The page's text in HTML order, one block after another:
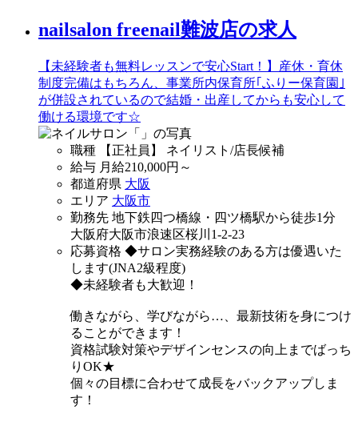
nailsalon freenail難波店の求人
【未経験者も無料レッスンで安心Start！】産休・育休
制度完備はもちろん、事業所内保育所｢ふりー保育園｣
が併設されているので結婚・出産してからも安心して
働ける環境です☆
職種
【正社員】 ネイリスト/店長候補
給与 月給210,000円～
都道府県 大阪
エリア 大阪市
勤務先 地下鉄四つ橋線・四ツ橋駅から徒歩1分
大阪府大阪市浪速区桜川1-2-23
応募資格 ◆サロン実務経験のある方は優遇いた
します(JNA2級程度)
◆未経験者も大歓迎！
働きながら、学びながら…、最新技術を身につけ
ることができます！
資格試験対策やデザインセンスの向上までばっち
りOK★
個々の目標に合わせて成長をバックアップしま
す！